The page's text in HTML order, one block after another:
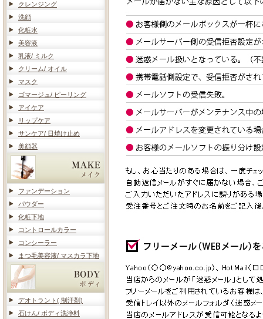
クレンジング
洗顔
化粧水
美容液
乳液/ ミルク
クリーム/ オイル
マスク
ゴマージュ/ ピーリング
アイケア
リップケア
サンケア/ 日焼け止め
美顔器
ファンデーション
パウダー
化粧下地
コントロールカラー
コンシーラー
まつ毛美容液/ マスカラ下地
デオトラント( 制汗剤)
石けん/ ボディ洗浄料